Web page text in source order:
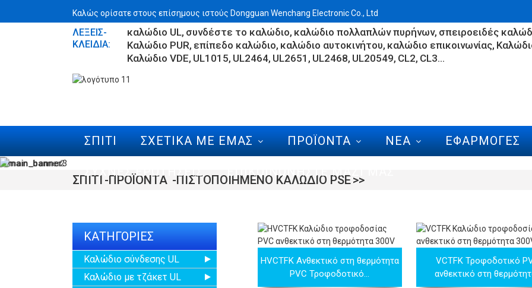
Καλώς ορίσατε στους επίσημους ιστούς Dongguan Wenchang Electronic Co., Ltd
ΛΈΞΕΙΣ-
ΚΛΕΙΔΙΆ:
καλώδιο UL συνδέστε το καλώδιο καλώδιο πολλαπλών πυρήνων σπειροειδές
Καλώδιο PUR επίπεδο καλώδιο καλώδιο αυτοκινήτου καλώδιο επικοινωνίας
Καλώδιο VDE UL1015 UL2464 UL2651 UL2468 UL20549 CL2 CL3...
ΣΠΊΤΙ ΣΧΕΤΙΚΆ ΜΕ ΕΜΆΣ ΠΡΟΪΌΝΤΑ ΝΈΑ ΕΦΑΡΜΟΓΈΣ
ΣΥΧΝΈΣ ΕΡΩΤΉΣΕΙΣ
ΣΠΊΤΙ ΠΡΟΪΌΝΤΑ ΠΙΣΤΟΠΟΙΗΜΈΝΟ ΚΑΛΏΔΙΟ PSE
ΚΑΤΗΓΟΡΊΕΣ
Καλώδιο σύνδεσης UL
Καλώδιο με τζάκετ UL
HVCTFK Ανθεκτικό στη θερμότητα
PVC Τροφοδοτικό...
VCTFK Τροφοδοτικό
ανθεκτικό στη